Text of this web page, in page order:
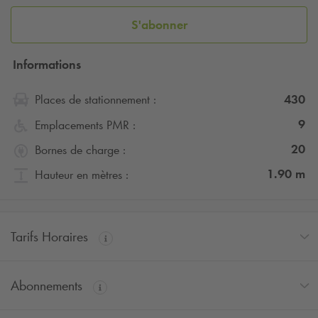
S'abonner
Informations
Places de stationnement :
430
Emplacements PMR :
9
Bornes de charge :
20
Hauteur en mètres :
1.90 m
Tarifs Horaires
Abonnements